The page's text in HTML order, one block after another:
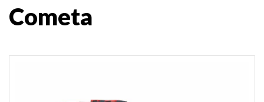
Cometa